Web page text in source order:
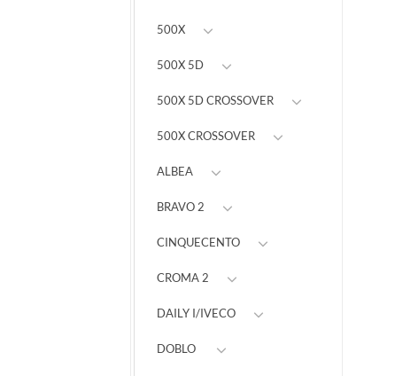
500X
500X 5D
500X 5D CROSSOVER
500X CROSSOVER
ALBEA
BRAVO 2
CINQUECENTO
CROMA 2
DAILY I/IVECO
DOBLO